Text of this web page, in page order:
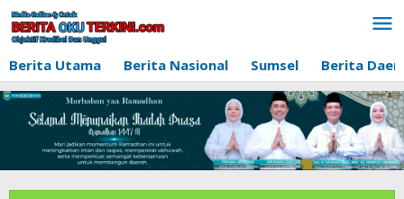
Lewati
ke
konten
Berita Utama
Berita Nasional Sumsel Berita